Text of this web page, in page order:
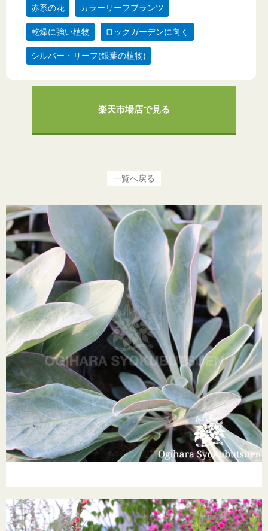
赤系の花 カラーリーフプランツ
乾燥に強い植物 ロックガーデンに向く
シルバー・リーフ(銀葉の植物)
楽天市場店で見る
一覧へ戻る